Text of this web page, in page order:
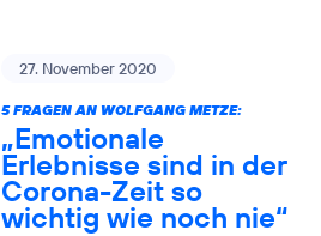
27. November 2020
5 FRAGEN AN WOLFGANG METZE:
„Emotionale
Erlebnisse sind in der
Corona-Zeit so
wichtig wie noch nie“